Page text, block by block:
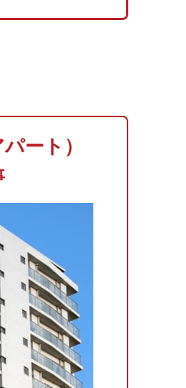
ート）